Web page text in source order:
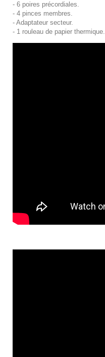
- 6 poires précordiales.
- 4 pinces membres.
- Adaptateur secteur.
- 1 rouleau de papier thermique.